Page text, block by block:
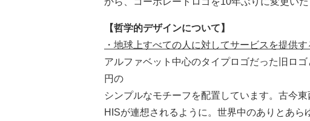
【哲学的デザインについて】
・地球上すべての人に対してサービスを提供
アルファベット中心のタイプロゴだった旧ロ
円の
シンプルなモチーフを配置しています。古今
HISが連想されるように。世界中のありとあら